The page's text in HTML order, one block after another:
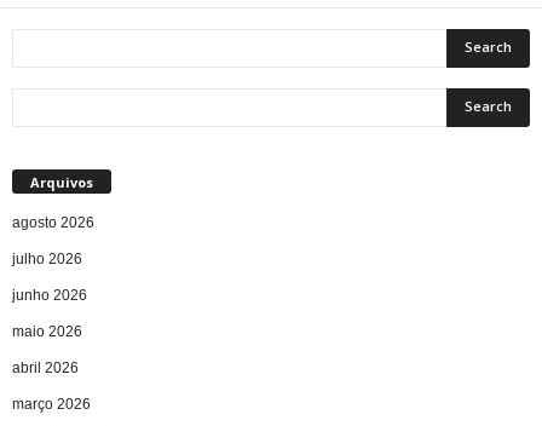
Arquivos
agosto 2026
julho 2026
junho 2026
maio 2026
abril 2026
março 2026